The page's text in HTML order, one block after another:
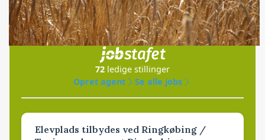
Jobs
i samarbejde med
72 ledige stillinger
Opret agent
Se alle jobs
Elevplads tilbydes ved Ringkøbing /